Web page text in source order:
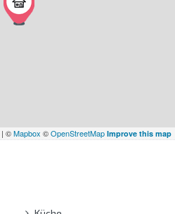
| ©Mapbox ©OpenStreetMap Improve this map